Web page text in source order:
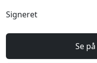
Signeret
Se